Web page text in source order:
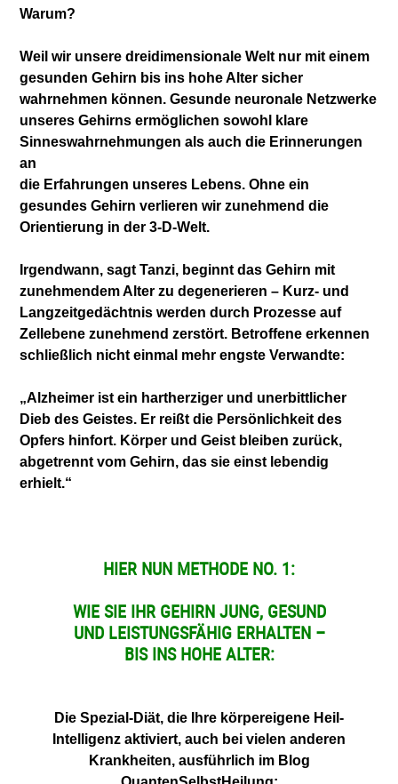
Warum?
Weil wir unsere dreidimensionale Welt nur miteinem
gesunden Gehirn bis ins hohe Alter sicher
wahrnehmen können. Gesunde neuronale Netzwerke
unseres Gehirns ermöglichen sowohl klare
Sinneswahrnehmungen als auch die Erinnerungen
an
die Erfahrungen unseres Lebens. Ohne ein
gesundes Gehirn verlieren wir zunehmend die
Orientierung in der 3-D-Welt.
Irgendwann, sagt Tanzi, beginnt das Gehirn mit
zunehmendem Alter zu degenerieren – Kurz- und
Langzeitgedächtnis werden durch Prozesse auf
Zellebene zunehmend zerstört. Betroffeneerkennen
schließlich nicht einmal mehr engste Verwandte:
„Alzheimer ist ein hartherziger und unerbittlicher
Dieb des Geistes. Er reißt die Persönlichkeit des
Opfers hinfort. Körper und Geist bleiben zurück,
abgetrennt vom Gehirn, das sie einst lebendig
erhielt.“
HIER NUN METHODE NO. 1:
WIE SIE IHR GEHIRN JUNG, GESUND
UND LEISTUNGSFÄHIG ERHALTEN –
BIS INS HOHE ALTER:
Die Spezial-Diät, die Ihre körpereigene Heil-
Intelligenz aktiviert, auch bei vielen anderen
Krankheiten, ausführlich im Blog